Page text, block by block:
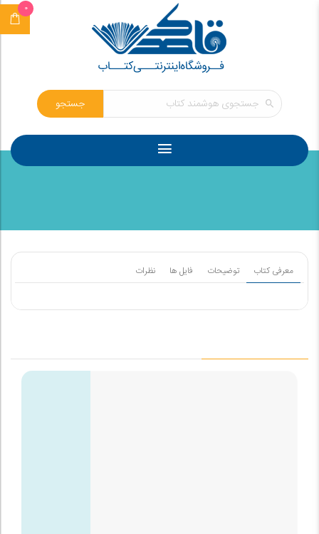
0
جستجو
معرفی کتاب توضیحات فایل ها نظرات